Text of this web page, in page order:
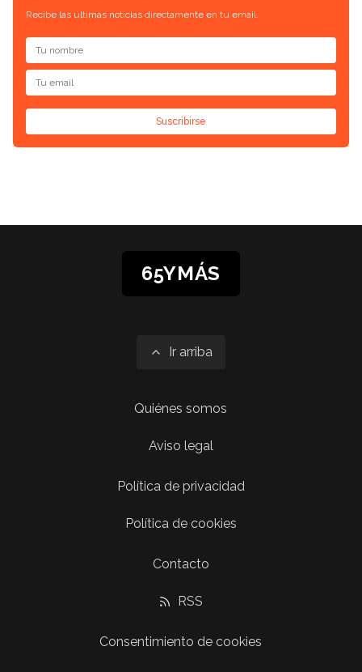
Recibe las últimas noticias directamente en tu email.
Suscribirse
65YMÁS
Ir arriba
Quiénes somos
Aviso legal
Política de privacidad
Política de cookies
Contacto
RSS
Consentimiento de cookies